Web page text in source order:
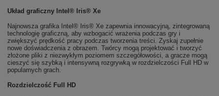
Układ graficzny Intel® Iris® Xe
Najnowsza grafika Intel® Iris® Xe zapewnia innowacyjną, zintegrowaną
technologię graficzną, aby wzbogacić wrażenia podczas gry i
zwiększyć prędkość pracy podczas tworzenia treści. Zyskaj zupełnie
nowe doświadczenia z obrazem. Twórcy mogą projektować i tworzyć
złożone pliki z niezwykłym poziomem szczegółowości, a gracze mogą
cieszyć się szybką i intensywną rozgrywką w rozdzielczości Full HD w
popularnych grach.
Rozdzielczość Full HD